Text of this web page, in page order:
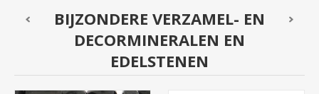
BIJZONDERE VERZAMEL- EN
DECORMINERALEN EN
EDELSTENEN